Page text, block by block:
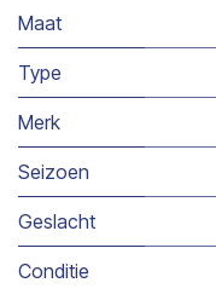
Maat
Type
Merk
Seizoen
Geslacht
Conditie